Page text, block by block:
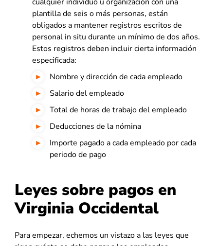
plantilla de seis o más personas, están
obligados a mantener registros escritos de
personal in situ durante un mínimo de dos años.
Estos registros deben incluir cierta información
especificada:
Nombre y dirección de cada empleado
Salario del empleado
Total de horas de trabajo del empleado
Deducciones de la nómina
Importe pagado a cada empleado por cada
periodo de pago
Leyes sobre pagos en
Virginia Occidental
Para empezar, echemos un vistazo a las leyes que